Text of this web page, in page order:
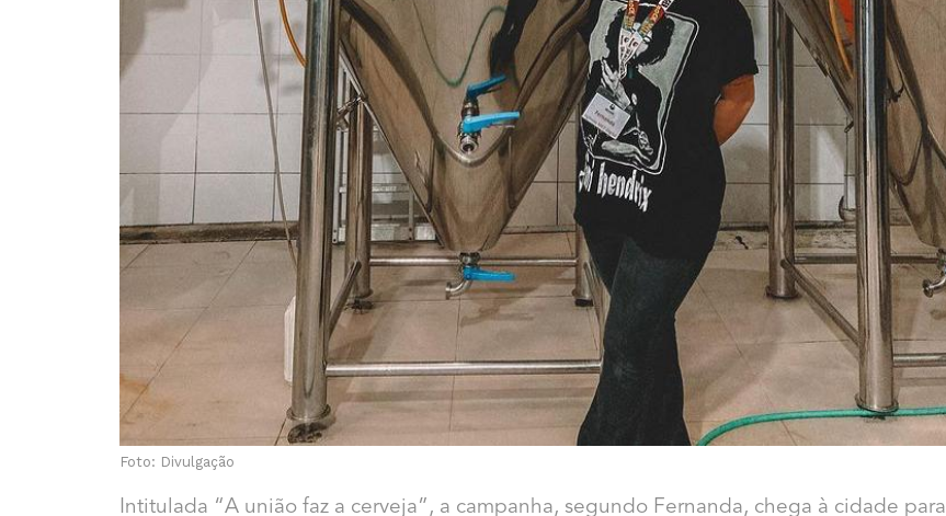
Foto: Divulgação
Intitulada “A união faz a cerveja”, a campanha, segundo Fernanda, chega à cidade para